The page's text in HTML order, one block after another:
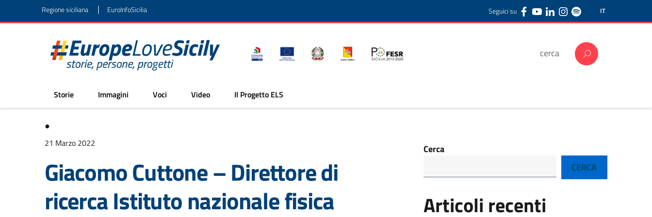
Regione siciliana | EuroInfoSicilia IT
Seguici su
Storie Immagini Voci Video Il Progetto ELS
●
21 Marzo 2022
Giacomo Cuttone – Direttore di
ricerca Istituto nazionale fisica
Cerca
CERCA
Articoli recenti